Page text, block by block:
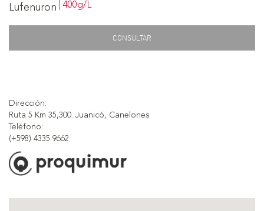
Lufenuron | 400g/L
CONSULTAR
Dirección:
Ruta 5 Km 35,300. Juanicó, Canelones
Teléfono:
(+598) 4335 9662